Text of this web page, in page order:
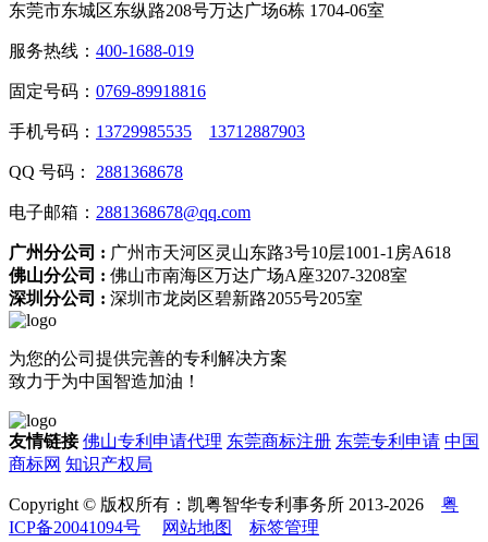
东莞市东城区东纵路208号万达广场6栋 1704-06室
服务热线： 400-1688-019
固定号码： 0769-89918816
手机号码： 13729985535 13712887903
QQ 号码： 2881368678
电子邮箱： 2881368678@qq.com
广州分公司 : 广州市天河区灵山东路3号10层1001-1房A618
佛山分公司 : 佛山市南海区万达广场A座3207-3208室
深圳分公司 : 深圳市龙岗区碧新路2055号205室
为您的公司提供完善的专利解决方案
致力于为中国智造加油！
友情链接 佛山专利申请代理 东莞商标注册 东莞专利申请 中国
商标网 知识产权局
Copyright © 版权所有：凯粤智华专利事务所 2013-2026 粤
ICP备20041094号
网站地图 标签管理